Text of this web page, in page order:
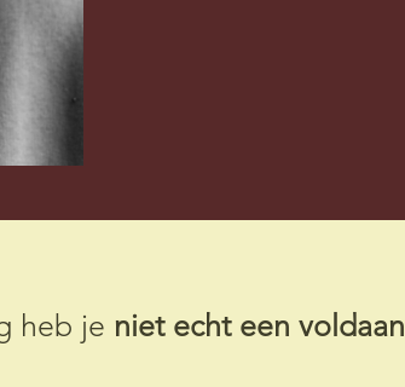
heb je niet echt een